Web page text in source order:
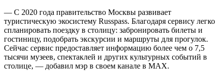
— С 2020 года правительство Москвы развивает
туристическую экосистему Russpass. Благодаря сервису легко
спланировать поездку в столицу: забронировать билеты и
гостиницу, подобрать экскурсии и маршруты для прогулок.
Сейчас сервис предоставляет информацию более чем о 7,5
тысячи музеев, спектаклей и других культурных событий в
столице, — добавил мэр в своем канале в МАХ.